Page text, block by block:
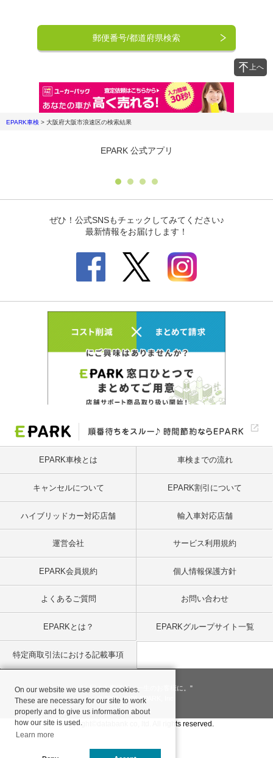
郵便番号/都道府県検索
上へ
EPARK車検 > 大阪府大阪市浪速区の検索結果
EPARK車検とは 車検までの流れ
キャンセルについて EPARK割引について
ハイブリッドカー対応店舗 輸入車対応店舗
運営会社 サービス利用規約
EPARK会員規約 個人情報保護方針
よくあるご質問 お問い合わせ
EPARKとは？ EPARKグループサイト一覧
特定商取引法における記載事項
"一回のお客様を、一生のお客様に。"
© 2001- 2026 EPARK, Inc.
Copyright©databank co, ltd. All rights reserved.
On our website we use some cookies.
These are necessary for our site to work
properly and to give us information about
how our site is used.
Learn more